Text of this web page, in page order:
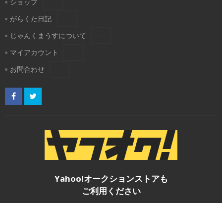
がらくた日記
じゃんくまうすについて
マイアカウント
お問合わせ
Yahoo!オークションストアも
ご利用ください